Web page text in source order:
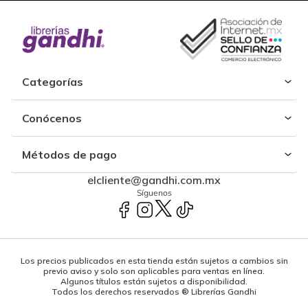
Categorías
Conócenos
Métodos de pago
elcliente@gandhi.com.mx
Síguenos
Los precios publicados en esta tienda están sujetos a cambios sin
previo aviso y solo son aplicables para ventas en línea.
Algunos títulos están sujetos a disponibilidad.
Todos los derechos reservados ® Librerías Gandhi